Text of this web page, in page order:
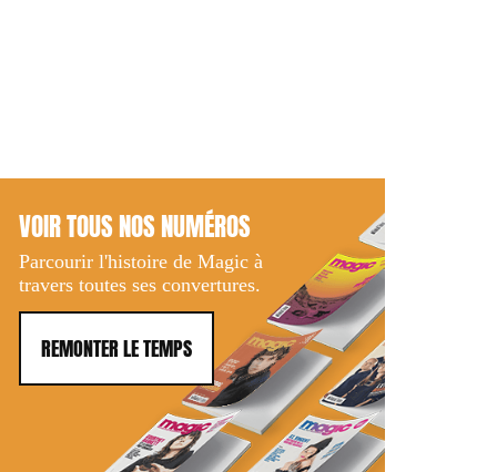
VOIR TOUS NOS NUMÉROS
Parcourir l'histoire de Magic à
travers toutes ses convertures.
REMONTER LE TEMPS